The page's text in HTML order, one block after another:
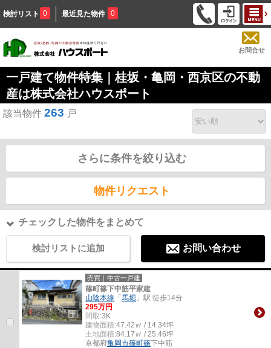
検討リスト 0 最近見た物件 0
お問合せ
一戸建て物件特集｜桂坂・亀岡・西京区の不動
産は株式会社ハウスポート
該当物件 263 戸
さらに条件を絞り込む
物件リクエスト
チェックした物件をまとめて
検討リストに追加 お問い合わせ
売買｜中古一戸建
篠町篠下中筋平家建
山陰本線 「馬堀 」駅 徒歩14分
295万円
間取:3K
建物面積:47.42㎡ / 14.34坪
土地面積:84.17㎡ / 25.46坪
京都府亀岡市篠町篠下中筋